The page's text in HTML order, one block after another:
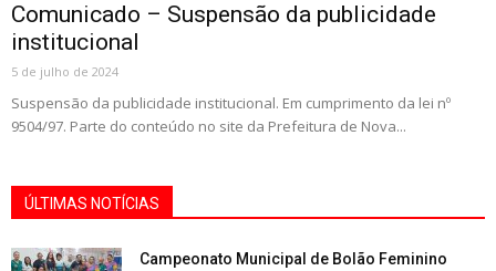
Comunicado – Suspensão da publicidade
institucional
5 de julho de 2024
Suspensão da publicidade institucional. Em cumprimento da lei nº
9504/97. Parte do conteúdo no site da Prefeitura de Nova...
ÚLTIMAS NOTÍCIAS
Campeonato Municipal de Bolão Feminino